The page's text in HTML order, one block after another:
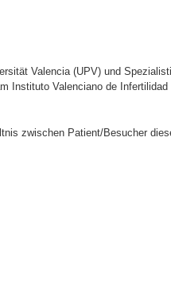
Valencia (UPV) und
Instituto Valenciano de
zwischen Patient/Besucher